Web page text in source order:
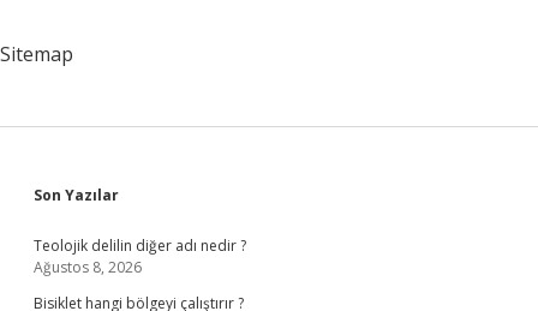
Sitemap
Sidebar
Son Yazılar
Teolojik delilin diğer adı nedir ?
Ağustos 8, 2026
Bisiklet hangi bölgeyi çalıştırır ?